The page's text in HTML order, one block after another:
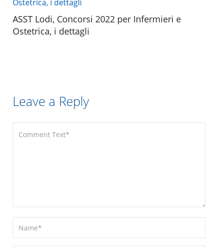
ASST Lodi, Concorsi 2022 per Infermieri e
Ostetrica, i dettagli
Leave a Reply